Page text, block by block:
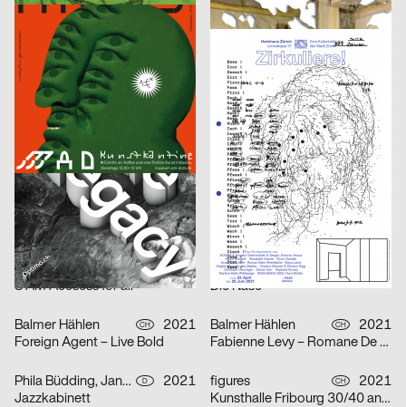
Human Parasite
Etudes d’espace [Raumstudien] n° 1-52 – Visarte Vaud
DIA Studio
2021
Optimo – Antique Legacy
Vinzenz Meyner CH
2021
Zirkuliere! Eine Konspiration
D
2021
Artificial Sexism
2xGoldstein D
2021
Adele Stroh D
2021
Geburt erfolgreich – das Leben ist kein Robinson Club
Maximage CH
2021
ARSENIC Saison 2021–2022
3007 A
2021
Frauen der Wiener Werkstätte
3007 A
2021
Claudiabasel Grafik & Interaktion CH
2021
S AM Accsess for all
CH
2021
Die Nase
Balmer Hählen CH
2021
Foreign Agent – Live Bold
Balmer Hählen CH
2021
Fabienne Levy – Romane De Watteville
Phila Büdding, Jana Rzehak D
2021
Jazzkabinett
figures CH
2021
Kunsthalle Fribourg 30/40 ans Jubilé